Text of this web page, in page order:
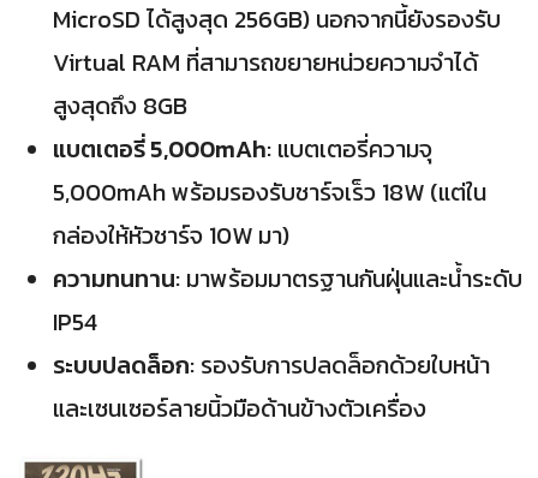
MicroSD ได้สูงสุด 256GB) นอกจากนี้ยังรองรับ
Virtual RAM ที่สามารถขยายหน่วยความจำได้
สูงสุดถึง 8GB
แบตเตอรี่ 5,000mAh: แบตเตอรี่ความจุ
5,000mAh พร้อมรองรับชาร์จเร็ว 18W (แต่ใน
กล่องให้หัวชาร์จ 10W มา)
ความทนทาน: มาพร้อมมาตรฐานกันฝุ่นและน้ำระดับ
IP54
ระบบปลดล็อก: รองรับการปลดล็อกด้วยใบหน้า
และเซนเซอร์ลายนิ้วมือด้านข้างตัวเครื่อง